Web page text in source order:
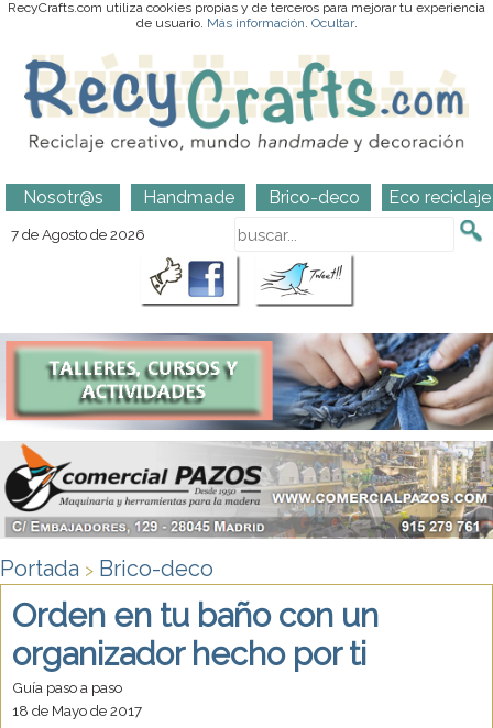
RecyCrafts.com utiliza cookies propias y de terceros para mejorar tu experiencia
de usuario. Más información. Ocultar.
Nosotr@s Handmade Brico-deco Eco reciclaje
7 de Agosto de 2026
Portada > Brico-deco
Orden en tu baño con un
organizador hecho por ti
Guía paso a paso
18 de Mayo de 2017